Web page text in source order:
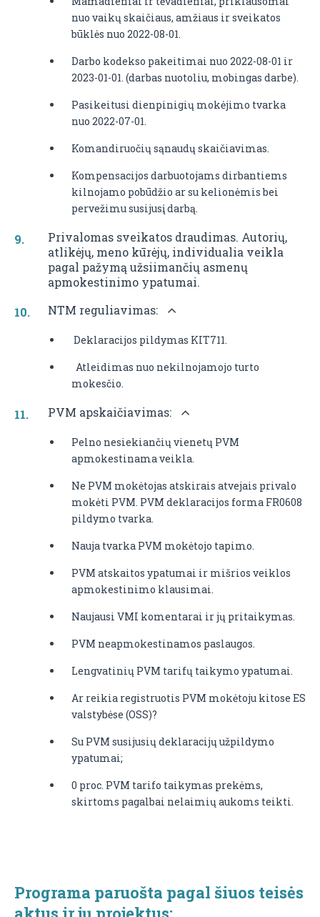
nuo vaikų skaičiaus, amžiaus ir sveikatos
būklės nuo 2022-08-01.
Darbo kodekso pakeitimai nuo 2022-08-01 ir
2023-01-01. (darbas nuotoliu, mobingas darbe).
Pasikeitusi dienpinigių mokėjimo tvarka
nuo 2022-07-01.
Komandiruočių sąnaudų skaičiavimas.
Kompensacijos darbuotojams dirbantiems
kilnojamo pobūdžio ar su kelionėmis bei
pervežimu susijusį darbą.
Privalomas sveikatos draudimas. Autorių,
atlikėjų, meno kūrėjų, individualia veikla
pagal pažymą užsiimančių asmenų
apmokestinimo ypatumai.
NTM reguliavimas:
Deklaracijos pildymas KIT711.
Atleidimas nuo nekilnojamojo turto
mokesčio.
PVM apskaičiavimas:
Pelno nesiekiančių vienetų PVM
apmokestinama veikla.
Ne PVM mokėtojas atskirais atvejais privalo
mokėti PVM. PVM deklaracijos forma FR0608
pildymo tvarka.
Nauja tvarka PVM mokėtojo tapimo.
PVM atskaitos ypatumai ir mišrios veiklos
apmokestinimo klausimai.
Naujausi VMI komentarai ir jų pritaikymas.
PVM neapmokestinamos paslaugos.
Lengvatinių PVM tarifų taikymo ypatumai.
Ar reikia registruotis PVM mokėtoju kitose ES
valstybėse (OSS)?
Su PVM susijusių deklaracijų užpildymo
ypatumai;
0 proc. PVM tarifo taikymas prekėms,
skirtoms pagalbai nelaimių aukoms teikti.
Programa paruošta pagal šiuos teisės
aktus ir jų projektus: